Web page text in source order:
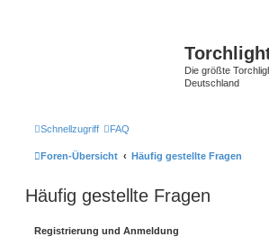
Die größte
Deutschland
Schnellzugriff FAQ
Foren-Übersicht Häufig gestellte Fragen
Häufig gestellte Fragen
Registrierung und Anmeldung